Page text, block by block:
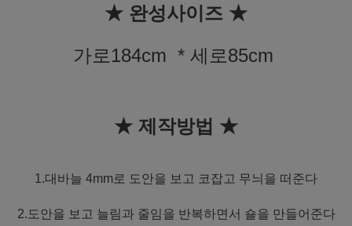
★ 완성사이즈 ★
가로184cm * 세로85cm
★ 제작방법 ★
1.대바늘 4mm로 도안을 보고 코잡고 무늬을 떠준다
2.도안을 보고 늘림과 줄임을 반복하면서 숄을 만들어준다